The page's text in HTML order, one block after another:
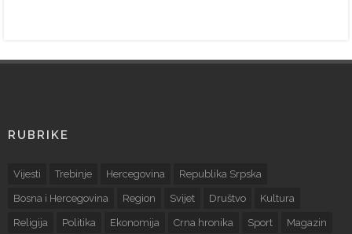
RUBRIKE
Vijesti Trebinje Hercegovina Republika Srpska
Bosna i Hercegovina Region Svijet Društvo Kultura
Religija Politika Ekonomija Crna hronika Sport Magazin